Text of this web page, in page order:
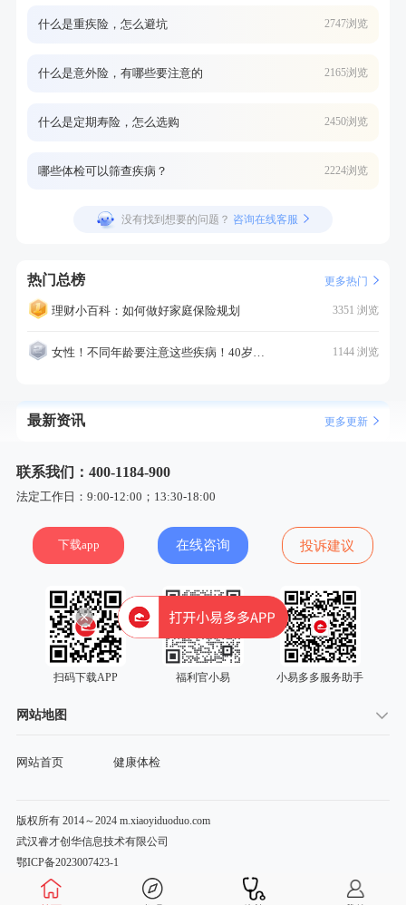
什么是重疾险，怎么避坑 2747浏览
什么是意外险，有哪些要注意的 2165浏览
什么是定期寿险，怎么选购 2450浏览
哪些体检可以筛查疾病？ 2224浏览
没有找到想要的问题？ 咨询在线客服
热门总榜 更多热门
理财小百科：如何做好家庭保险规划 3351 浏览
女性！不同年龄要注意这些疾病！40岁的这个疾病最需要注意！ 1144 浏览
最新资讯 更多更新
联系我们：400-1184-900
法定工作日：9:00-12:00；13:30-18:00
下载app 在线咨询 投诉建议
扫码下载APP 福利官小易 小易多多服务助手
网站地图
网站首页 健康体检
版权所有 2014～2024 m.xiaoyiduoduo.com
武汉睿才创华信息技术有限公司
鄂ICP备2023007423-1